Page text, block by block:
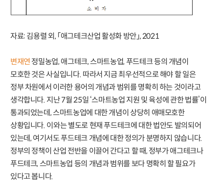
자료: 김용렬 외, 「애그테크산업 활성화 방안」, 2021
변재연 정밀농업, 애그테크, 스마트농업, 푸드테크 등의 개념이
모호한 것은 사실입니다. 따라서 지금 최우선적으로 해야 할 일은
정부 차원에서 이러한 용어의 개념과 범위를 명확히 하는 것이라고
생각합니다. 지난 7월 25일 ‘스마트농업 지원 및 육성에 관한 법률’이
통과되었는데, 스마트농업에 대한 개념이 상당히 애매모호한
상황입니다. 이와는 별도로 현재 푸드테크에 대한 법안도 발의되어
있는데, 여기서도 푸드테크 개념에 대한 정의가 분명하지 않습니다.
정부의 정책이 산업 전반을 이끌어 간다고 할 때, 정부가 애그테크나
푸드테크, 스마트농업 등의 개념과 범위를 보다 명확히 할 필요가
있다고 봅니다.